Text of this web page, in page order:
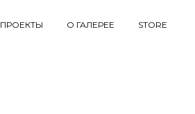
ПРОЕКТЫ О ГАЛЕРЕЕ STORE